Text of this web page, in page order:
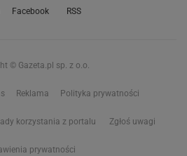
Facebook RSS
© Gazeta.pl sp. z o.o.
Reklama Polityka prywatności
korzystania z portalu Zgłoś uwagi
prywatności